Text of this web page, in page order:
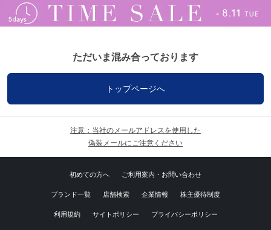
ただいま混み合っております
トップページへ
注意：当社のメールアドレスを使用した
偽装メールにご注意ください
初めての方へ ご利用案内・お問い合わせ
ブランド一覧 店舗検索 企業情報 株主優待制度
利用規約 サイトポリシー プライバシーポリシー